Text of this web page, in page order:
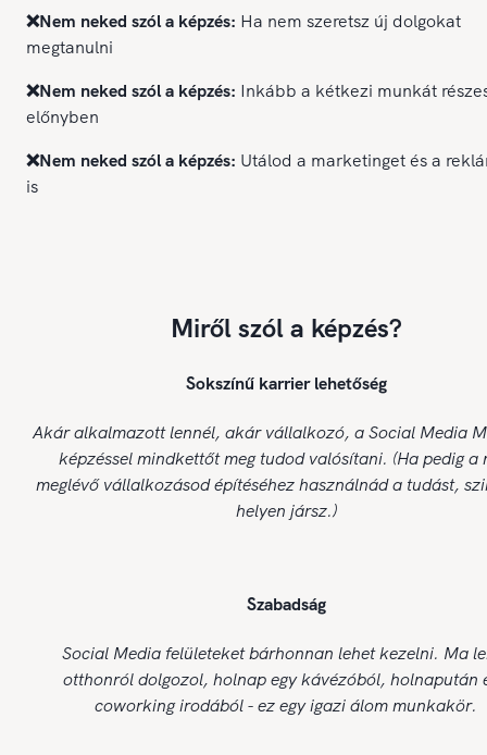
❌Nem neked szól a képzés: Ha nem szeretsz új dolgokat
megtanulni
❌Nem neked szól a képzés: Inkább a kétkezi munkát
előnyben
❌Nem neked szól a képzés: Utálod a marketinget és a
is
Miről szól a képzés?
Sokszínű karrier lehetőség
Akár alkalmazott lennél, akár vállalkozó, a Social Media
képzéssel mindkettőt meg tudod valósítani. (Ha pedig a
meglévő vállalkozásod építéséhez használnád a tudást,
helyen jársz.)
Szabadság
Social Media felületeket bárhonnan lehet kezelni. Ma
otthonról dolgozol, holnap egy kávézóból, holnapután
coworking irodából - ez egy igazi álom munkakör.